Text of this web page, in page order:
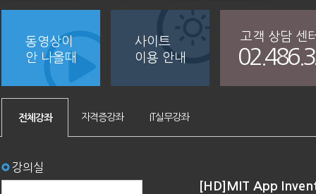
동영상이
안 나올때
사이트
이용 안내
고객 상담 센
전체강좌 자격증강좌 IT실무강좌
강의실
[HD]MIT App